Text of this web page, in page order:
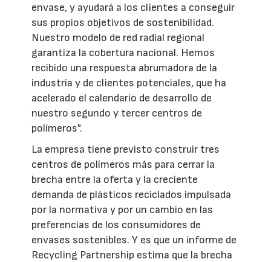
envase, y ayudará a los clientes a conseguir
sus propios objetivos de sostenibilidad.
Nuestro modelo de red radial regional
garantiza la cobertura nacional. Hemos
recibido una respuesta abrumadora de la
industria y de clientes potenciales, que ha
acelerado el calendario de desarrollo de
nuestro segundo y tercer centros de
polímeros".
La empresa tiene previsto construir tres
centros de polímeros más para cerrar la
brecha entre la oferta y la creciente
demanda de plásticos reciclados impulsada
por la normativa y por un cambio en las
preferencias de los consumidores de
envases sostenibles. Y es que un informe de
Recycling Partnership estima que la brecha